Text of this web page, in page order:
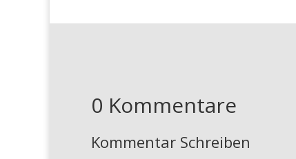
0 Kommentare
Kommentar Schreiben